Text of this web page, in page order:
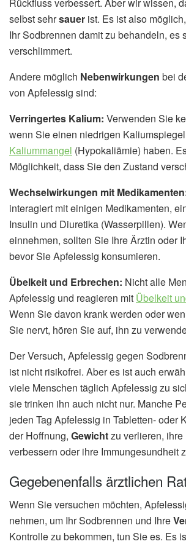
Rückfluss verbessert. Aber wir wissen,
selbst sehrsauer ist. Es ist also
Ihr Sodbrennen damit zu behandeln, es
verschlimmert.
Andere möglich Nebenwirkungen bei
von Apfelessig sind:
Verringertes Kalium: Verwenden Sie
wenn Sie einen niedrigen
Kaliummangel (Hypokaliämie) haben.
Möglichkeit, dass Sie den Zustand
Wechselwirkungen mit
interagiert mit einigen Medikamenten,
Insulin und Diuretika (Wasserpillen).
einnehmen, sollten Sie Ihre Ärztin oder
bevor Sie Apfelessig konsumieren.
Übelkeit und Erbrechen: Nicht alle
Apfelessig und reagieren mit Übelkeit
Wenn Sie davon krank werden oder
Sie nervt, hören Sie auf, ihn zu
Der Versuch, Apfelessig gegen
ist nicht risikofrei. Aber es ist auch
viele Menschen täglich Apfelessig zu
sie trinken ihn auch nicht nur. Manche
jeden Tag Apfelessig in Tabletten- oder
der Hoffnung, Gewichtzu verlieren, ihre
verbessern oder ihre Immungesundheit
Gegebenenfalls ärztlichen
Wenn Sie versuchen möchten,
nehmen, um Ihr Sodbrennen und Ihre
Kontrolle zu bekommen, tun Sie es. Es